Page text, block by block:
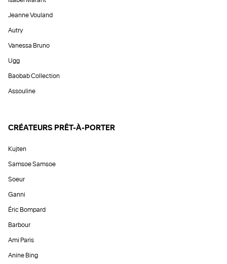
Jeanne Vouland
Autry
Vanessa Bruno
Ugg
Baobab Collection
Assouline
CRÉATEURS PRÊT-À-PORTER
Kujten
Samsoe Samsoe
Soeur
Ganni
Éric Bompard
Barbour
Ami Paris
Anine Bing